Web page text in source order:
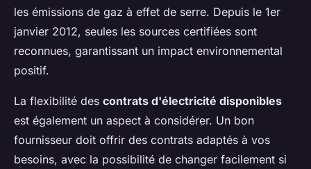
les émissions de gaz à effet de serre. Depuis le 1er
janvier 2012, seules les sources certifiées sont
reconnues, garantissant un impact environnemental
positif.
La flexibilité des contrats d'électricité disponibles
est également un aspect à considérer. Un bon
fournisseur doit offrir des contrats adaptés à vos
besoins, avec la possibilité de changer facilement si